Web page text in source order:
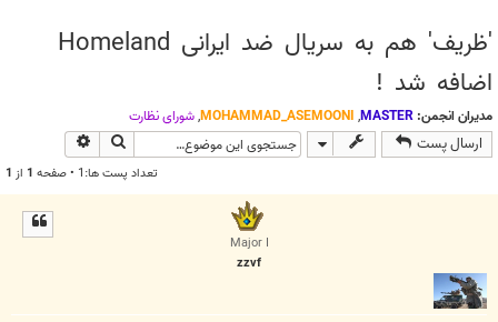
'ظریف' هم به سریال ضد ایرانی Homeland
اضافه شد !
مدیران انجمن: MASTER
,
MOHAMMAD_ASEMOONI
,شوراي نظارت
ارسال پست جستجو
تعداد پست ها:1 • صفحه 1 از 1
Major I
zzvf